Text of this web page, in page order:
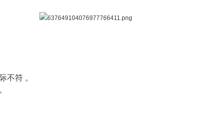
不符 。